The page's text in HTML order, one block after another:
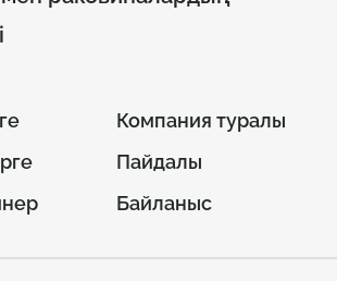
Компания туралы
Пайдалы
Байланыс